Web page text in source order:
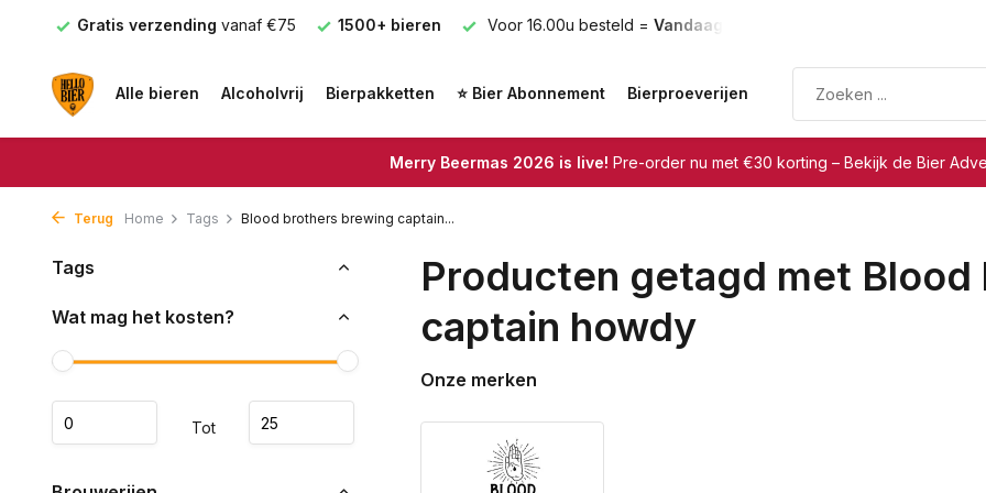
Gratis verzending vanaf €75 1500+ bieren Voor 16.00u besteld = Vandaag verzonden
Alle bieren Alcoholvrij Bierpakketten ⭐ Bier Abonnement Bierproeverijen
Merry Beermas 2026 is live! Pre-order nu met €30 korting – Bekijk de Bier
Terug Home Tags Blood brothers brewing captain...
Tags
Wat mag het kosten?
Tot
Producten getagd met
captain howdy
Onze merken